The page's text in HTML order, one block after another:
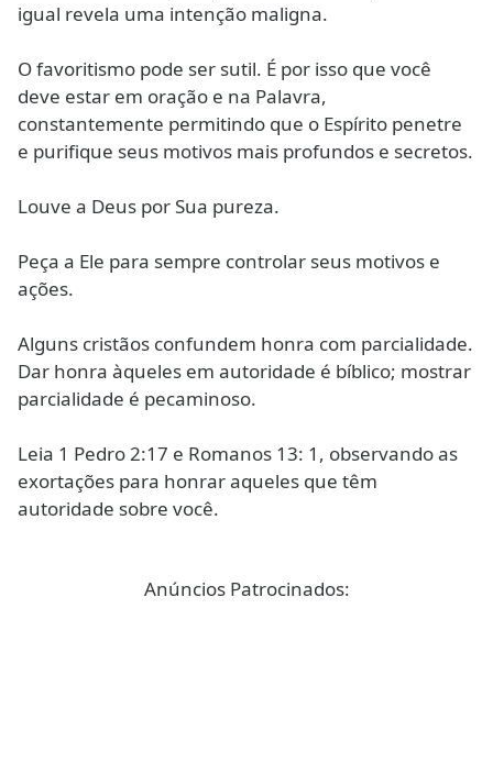
igual revela uma intenção maligna.
O favoritismo pode ser sutil. É por isso que você
deve estar em oração e na Palavra,
constantemente permitindo que o Espírito penetre
e purifique seus motivos mais profundos e secretos.
Louve a Deus por Sua pureza.
Peça a Ele para sempre controlar seus motivos e
ações.
Alguns cristãos confundem honra com parcialidade.
Dar honra àqueles em autoridade é bíblico; mostrar
parcialidade é pecaminoso.
Leia 1 Pedro 2:17 e Romanos 13: 1, observando as
exortações para honrar aqueles que têm
autoridade sobre você.
Anúncios Patrocinados: